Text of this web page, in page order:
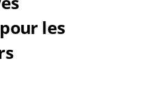
les